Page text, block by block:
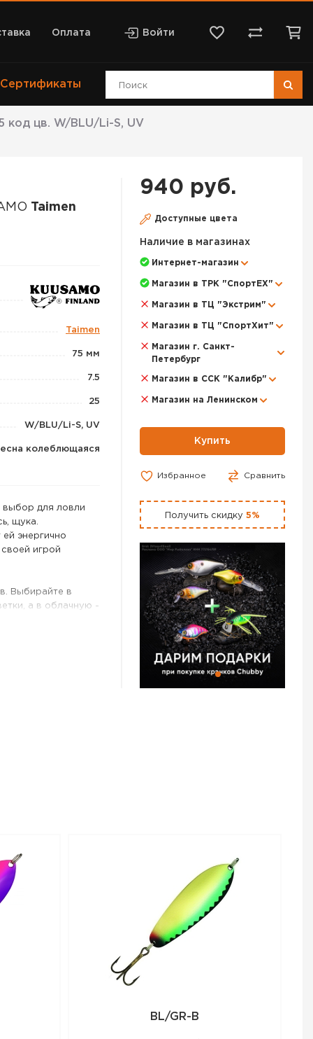
Оплата Войти
Сертификаты
код цв. W/BLU/Li-S, UV
Taimen
Taimen
75 мм
7.5
25
W/BLU/Li-S, UV
колеблющаяся
выбор для ловли
щука.
энергично
игрой
Выбирайте в
а в облачную -
75/25 код цв.
для заказа в
940 руб.
Доступные цвета
Наличие в магазинах
Интернет-магазин
Магазин в ТРК "СпортЕХ"
Магазин в ТЦ "Экстрим"
Магазин в ТЦ "СпортХит"
Магазин г. Санкт-
Петербург
Магазин в ССК "Калибр"
Магазин на Ленинском
Купить
Избранное Сравнить
Получить скидку 5%
BL/GR-B